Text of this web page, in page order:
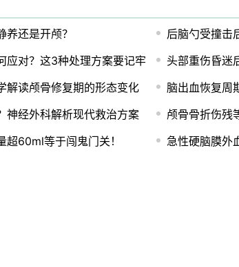
还是开颅？
后脑勺受撞击
应对？这3种处理方案要记牢
头部重伤昏迷
解读颅骨修复期的形态变化
脑出血恢复周
神经外科解析现代救治方案
颅骨骨折伤残
超60ml等于闯鬼门关！
急性硬脑膜外